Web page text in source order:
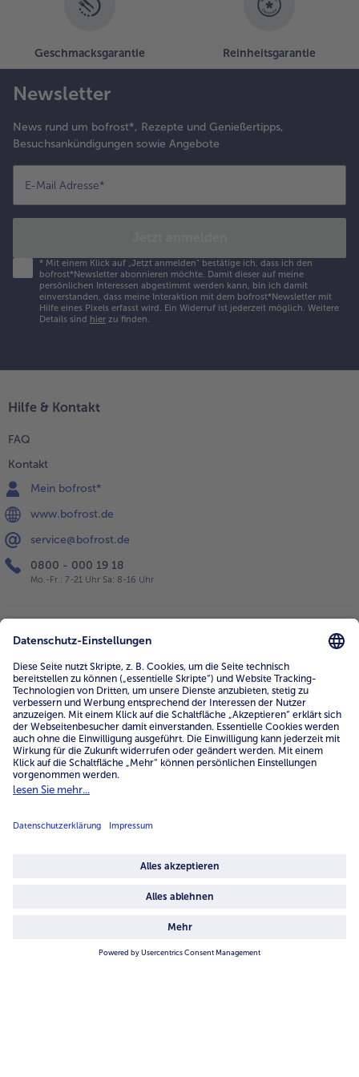
Geschmacksgarantie Reinheitsgarantie
Newsletter
News rund um bofrost*, Rezepte und Genießertipps,
Besuchsankündigungen sowie Angebote
E-Mail Adresse*
* Mit einem Klick auf „Jetzt anmelden" bestätige ich, dass ich den
bofrost*Newsletter abonnieren möchte. Damit dieser auf meine
persönlichen Interessen abgestimmt werden kann, bin ich damit
einverstanden, dass meine Interaktion mit dem bofrost*Newsletter mit
Hilfe eines Pixels erfasst wird. Ein Widerruf ist jederzeit möglich. Weitere
Details sind hier zu finden.
Hilfe & Kontakt
FAQ
Kontakt
Mein bofrost*
www.bofrost.de
service@bofrost.de
0800 - 000 19 18
Mo.-Fr.: 7-21 Uhr Sa: 8-16 Uhr
Unternehmen
Über uns